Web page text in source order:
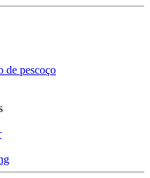
de pescoço